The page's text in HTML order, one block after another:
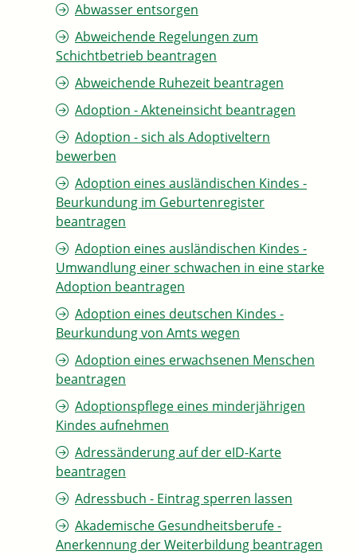
Abwasser entsorgen
Abweichende Regelungen zum
Schichtbetrieb beantragen
Abweichende Ruhezeit beantragen
Adoption - Akteneinsicht beantragen
Adoption - sich als Adoptiveltern
bewerben
Adoption eines ausländischen Kindes -
Beurkundung im Geburtenregister
beantragen
Adoption eines ausländischen Kindes -
Umwandlung einer schwachen in eine starke
Adoption beantragen
Adoption eines deutschen Kindes -
Beurkundung von Amts wegen
Adoption eines erwachsenen Menschen
beantragen
Adoptionspflege eines minderjährigen
Kindes aufnehmen
Adressänderung auf der eID-Karte
beantragen
Adressbuch - Eintrag sperren lassen
Akademische Gesundheitsberufe -
Anerkennung der Weiterbildung beantragen